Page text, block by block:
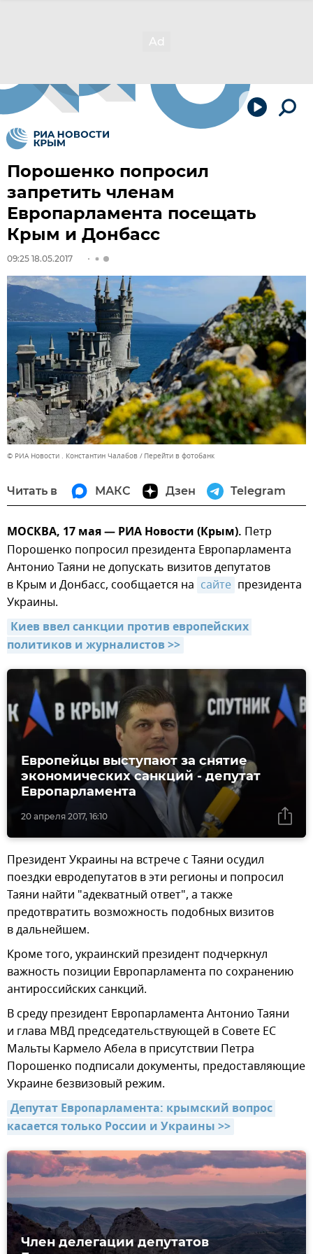
Порошенко попросил
запретить членам
Европарламента посещать
Крым и Донбасс
09:25 18.05.2017
© РИА Новости . Константин Чалабов Перейти в фотобанк
Читать в МАКС Дзен Telegram
МОСКВА, 17 мая — РИА Новости (Крым). Петр
Порошенко попросил президента Европарламента
Антонио Таяни не допускать визитов депутатов
в Крым и Донбасс, сообщается на сайте президента
Украины.
Киев ввел санкции против европейских
политиков и журналистов >>
20 апреля 2017, 16:10
Европейцы выступают за снятие
экономических санкций - депутат
Европарламента
Президент Украины на встрече с Таяни осудил
поездки евродепутатов в эти регионы и попросил
Таяни найти "адекватный ответ", а также
предотвратить возможность подобных визитов
в дальнейшем.
Кроме того, украинский президент подчеркнул
важность позиции Европарламента по сохранению
антироссийских санкций.
В среду президент Европарламента Антонио Таяни
и глава МВД председательствующей в Совете ЕС
Мальты Кармело Абела в присутствии Петра
Порошенко подписали документы, предоставляющие
Украине безвизовый режим.
Депутат Европарламента: крымский вопрос
касается только России и Украины >>
Член делегации депутатов